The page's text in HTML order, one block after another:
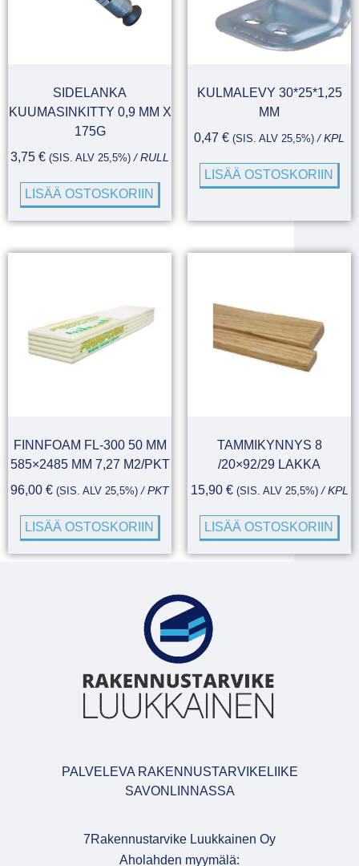
SIDELANKA
KUUMASINKITTY 0,9 MM X
175G
3,75 € (SIS. ALV 25,5%) / RULL
LISÄÄ OSTOSKORIIN
KULMALEVY 30*25*1,25
MM
0,47 € (SIS. ALV 25,5%) / KPL
LISÄÄ OSTOSKORIIN
FINNFOAM FL-300 50 MM
585×2485 MM 7,27 M2/PKT
96,00 € (SIS. ALV 25,5%) / PKT
LISÄÄ OSTOSKORIIN
TAMMIKYNNYS 8
/20×92/29 LAKKA
15,90 € (SIS. ALV 25,5%)/ KPL
LISÄÄ OSTOSKORIIN
PALVELEVA RAKENNUSTARVIKELIIKE
SAVONLINNASSA
7Rakennustarvike Luukkainen Oy
Aholahden myymälä: